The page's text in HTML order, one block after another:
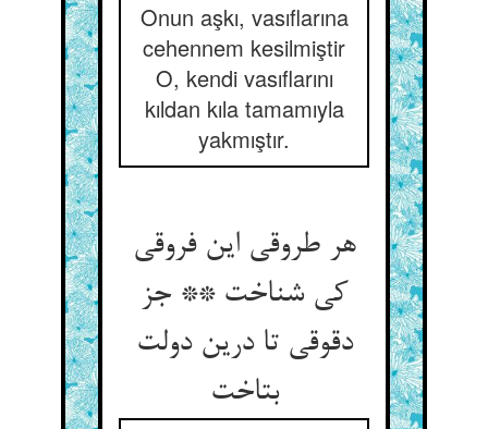
Onun aşkı, vasıflarına
cehennem kesilmiştir
O, kendi vasıflarını
kıldan kıla tamamıyla
yakmıştır.
هر طروقی این فروقی
کی شناخت ** جز
دقوقی تا درین دولت
بتاخت